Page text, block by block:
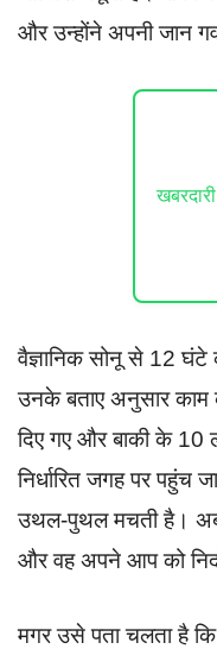
और उन्होंने अपनी जान
वैज्ञानिक सोनू से 12
उनके बताए अनुसार
दिए गए और बाकी के 10
निर्धारित जगह पर पहुंच
उथल-पुथल मचती है।
और वह अपने आप को
मगर उसे पता चलता है